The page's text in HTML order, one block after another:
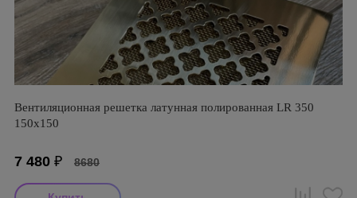
Вентиляционная решетка латунная полированная LR 350
150х150
7 480 ₽ 8680